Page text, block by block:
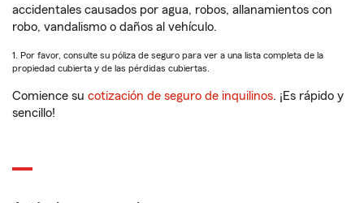
accidentales causados por agua, robos, allanamientos con
robo, vandalismo o daños al vehículo.
1. Por favor, consulte su póliza de seguro para ver a una lista completa de la
propiedad cubierta y de las pérdidas cubiertas.
Comience su cotización de seguro de inquilinos. ¡Es rápido y
sencillo!